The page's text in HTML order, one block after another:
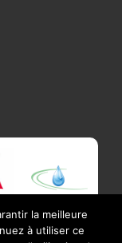
la meilleure
à utiliser ce